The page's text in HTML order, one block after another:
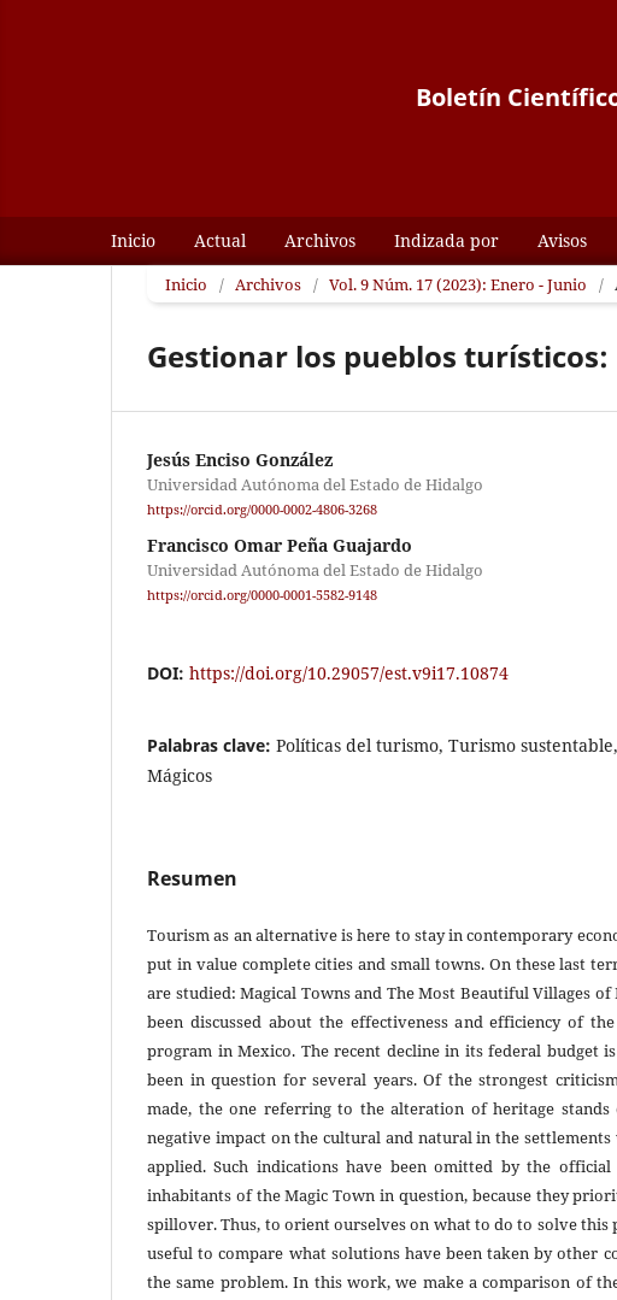
Boletín
Inicio Actual Archivos Indizada por Avisos
Inicio / Archivos / Vol. 9 Núm. 17 (2023): Enero - Junio /
Gestionar los pueblos
Jesús Enciso González
Universidad Autónoma del Estado de Hidalgo
https://orcid.org/0000-0002-4806-3268
Francisco Omar Peña Guajardo
Universidad Autónoma del Estado de Hidalgo
https://orcid.org/0000-0001-5582-9148
DOI: https://doi.org/10.29057/est.v9i17.10874
Palabras clave: Políticas del turismo, Turismo
Mágicos
Resumen
Tourism as an alternative is here to stay in contemporary
put in value complete cities and small towns. On these last
are studied: Magical Towns and The Most Beautiful Villages of
been discussed about the effectiveness and efficiency of
program in Mexico. The recent decline in its federal budget
been in question for several years. Of the strongest
made, the one referring to the alteration of heritage
negative impact on the cultural and natural in the settlements
applied. Such indications have been omitted by the official
inhabitants of the Magic Town in question, because they
spillover. Thus, to orient ourselves on what to do to solve this
useful to compare what solutions have been taken by other
the same problem. In this work, we make a comparison of